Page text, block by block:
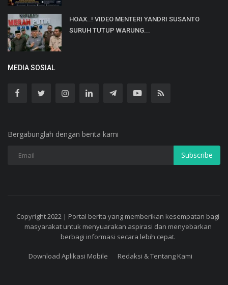
HOAX..! VIDEO MENTERI YANDRI SUSANTO
SURUH TUTUP WARUNG...
MEDIA SOSIAL
Bergabunglah dengan berita kami
Subscribe
Copyright 2022 | Portal berita yang memberikan kesempatan bagi
masyarakat untuk menyuarakan aspirasi dan menyebarkan
berbagi informasi secara lebih cepat.
Download Aplikasi Mobile Redaksi & Tentang Kami